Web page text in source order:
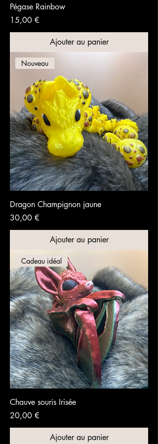
Pégase Rainbow
Prix
15,00 €
Ajouter au panier
Nouveau
Dragon Champignon jaune
Prix
30,00 €
Ajouter au panier
Cadeau idéal
Chauve souris Irisée
Prix
20,00 €
Ajouter au panier